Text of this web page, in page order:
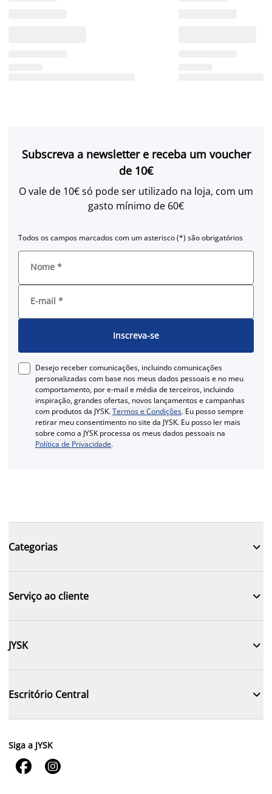
Subscreva a newsletter e receba um voucher
de 10€
O vale de 10€ só pode ser utilizado na loja, com um
gasto mínimo de 60€
Todos os campos marcados com um asterisco (*) são obrigatórios
Nome *
E-mail *
Inscreva-se
Desejo receber comunicações, incluindo comunicações
personalizadas com base nos meus dados pessoais e no meu
comportamento, por e-mail e média de terceiros, incluindo
inspiração, grandes ofertas, novos lançamentos e campanhas
com produtos da JYSK.Termos e Condições. Eu posso sempre
retirar meu consentimento no site da JYSK. Eu posso ler mais
sobre como a JYSK processa os meus dados pessoais na
Política de Privacidade.
Categorias 
Serviço ao cliente 
JYSK 
Escritório Central 
Siga a JYSK
 